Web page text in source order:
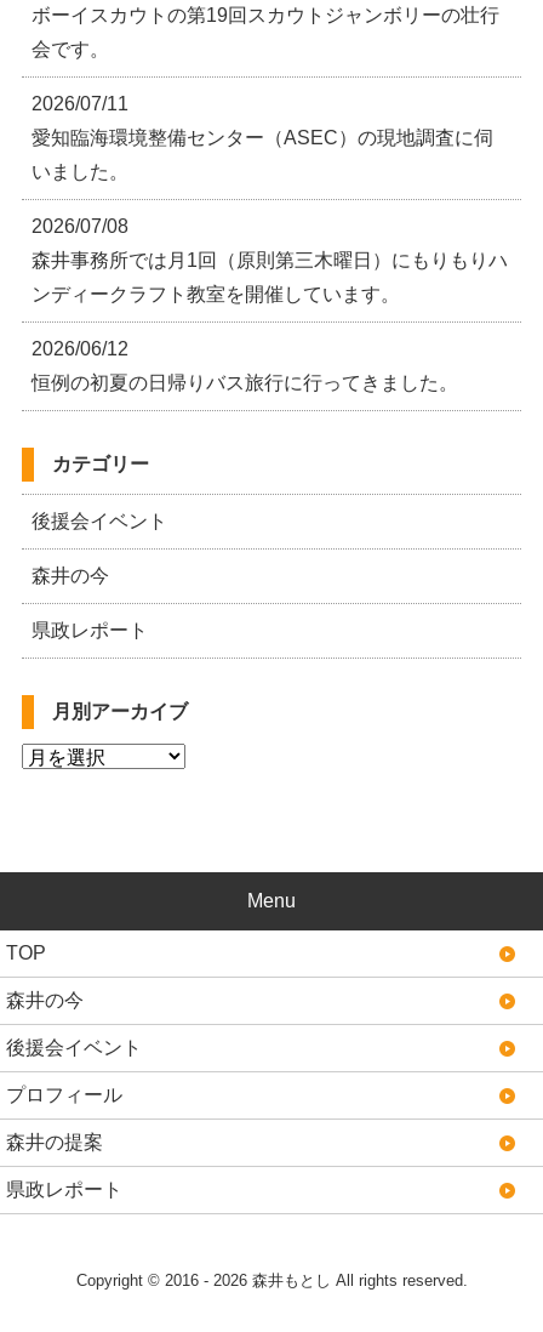
ボーイスカウトの第19回スカウトジャンボリーの壮行
会です。
2026/07/11
愛知臨海環境整備センター（ASEC）の現地調査に伺
いました。
2026/07/08
森井事務所では月1回（原則第三木曜日）にもりもりハ
ンディークラフト教室を開催しています。
2026/06/12
恒例の初夏の日帰りバス旅行に行ってきました。
カテゴリー
後援会イベント
森井の今
県政レポート
月別アーカイブ
Menu
TOP
森井の今
後援会イベント
プロフィール
森井の提案
県政レポート
Copyright © 2016 - 2026 森井もとし All rights reserved.